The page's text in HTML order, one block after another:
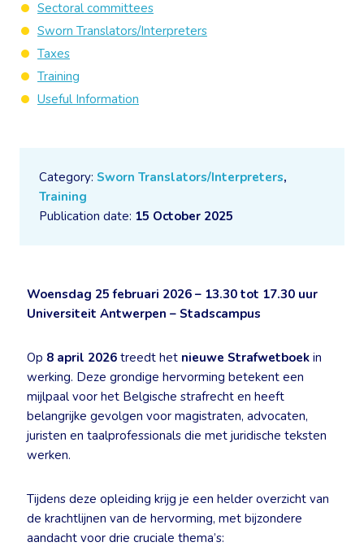
Category: Sworn Translators/Interpreters,
Training
Publication date: 15 October 2025
Woensdag 25 februari 2026 – 13.30 tot 17.30 uur
Universiteit Antwerpen – Stadscampus
Op 8 april 2026 treedt het nieuwe Strafwetboek in
werking. Deze grondige hervorming betekent een
mijlpaal voor het Belgische strafrecht en heeft
belangrijke gevolgen voor magistraten, advocaten,
juristen en taalprofessionals die met juridische teksten
werken.
Tijdens deze opleiding krijg je een helder overzicht van
de krachtlijnen van de hervorming, met bijzondere
aandacht voor drie cruciale thema’s:
Sectoral committees
Sworn Translators/Interpreters
Taxes
Training
Useful Information